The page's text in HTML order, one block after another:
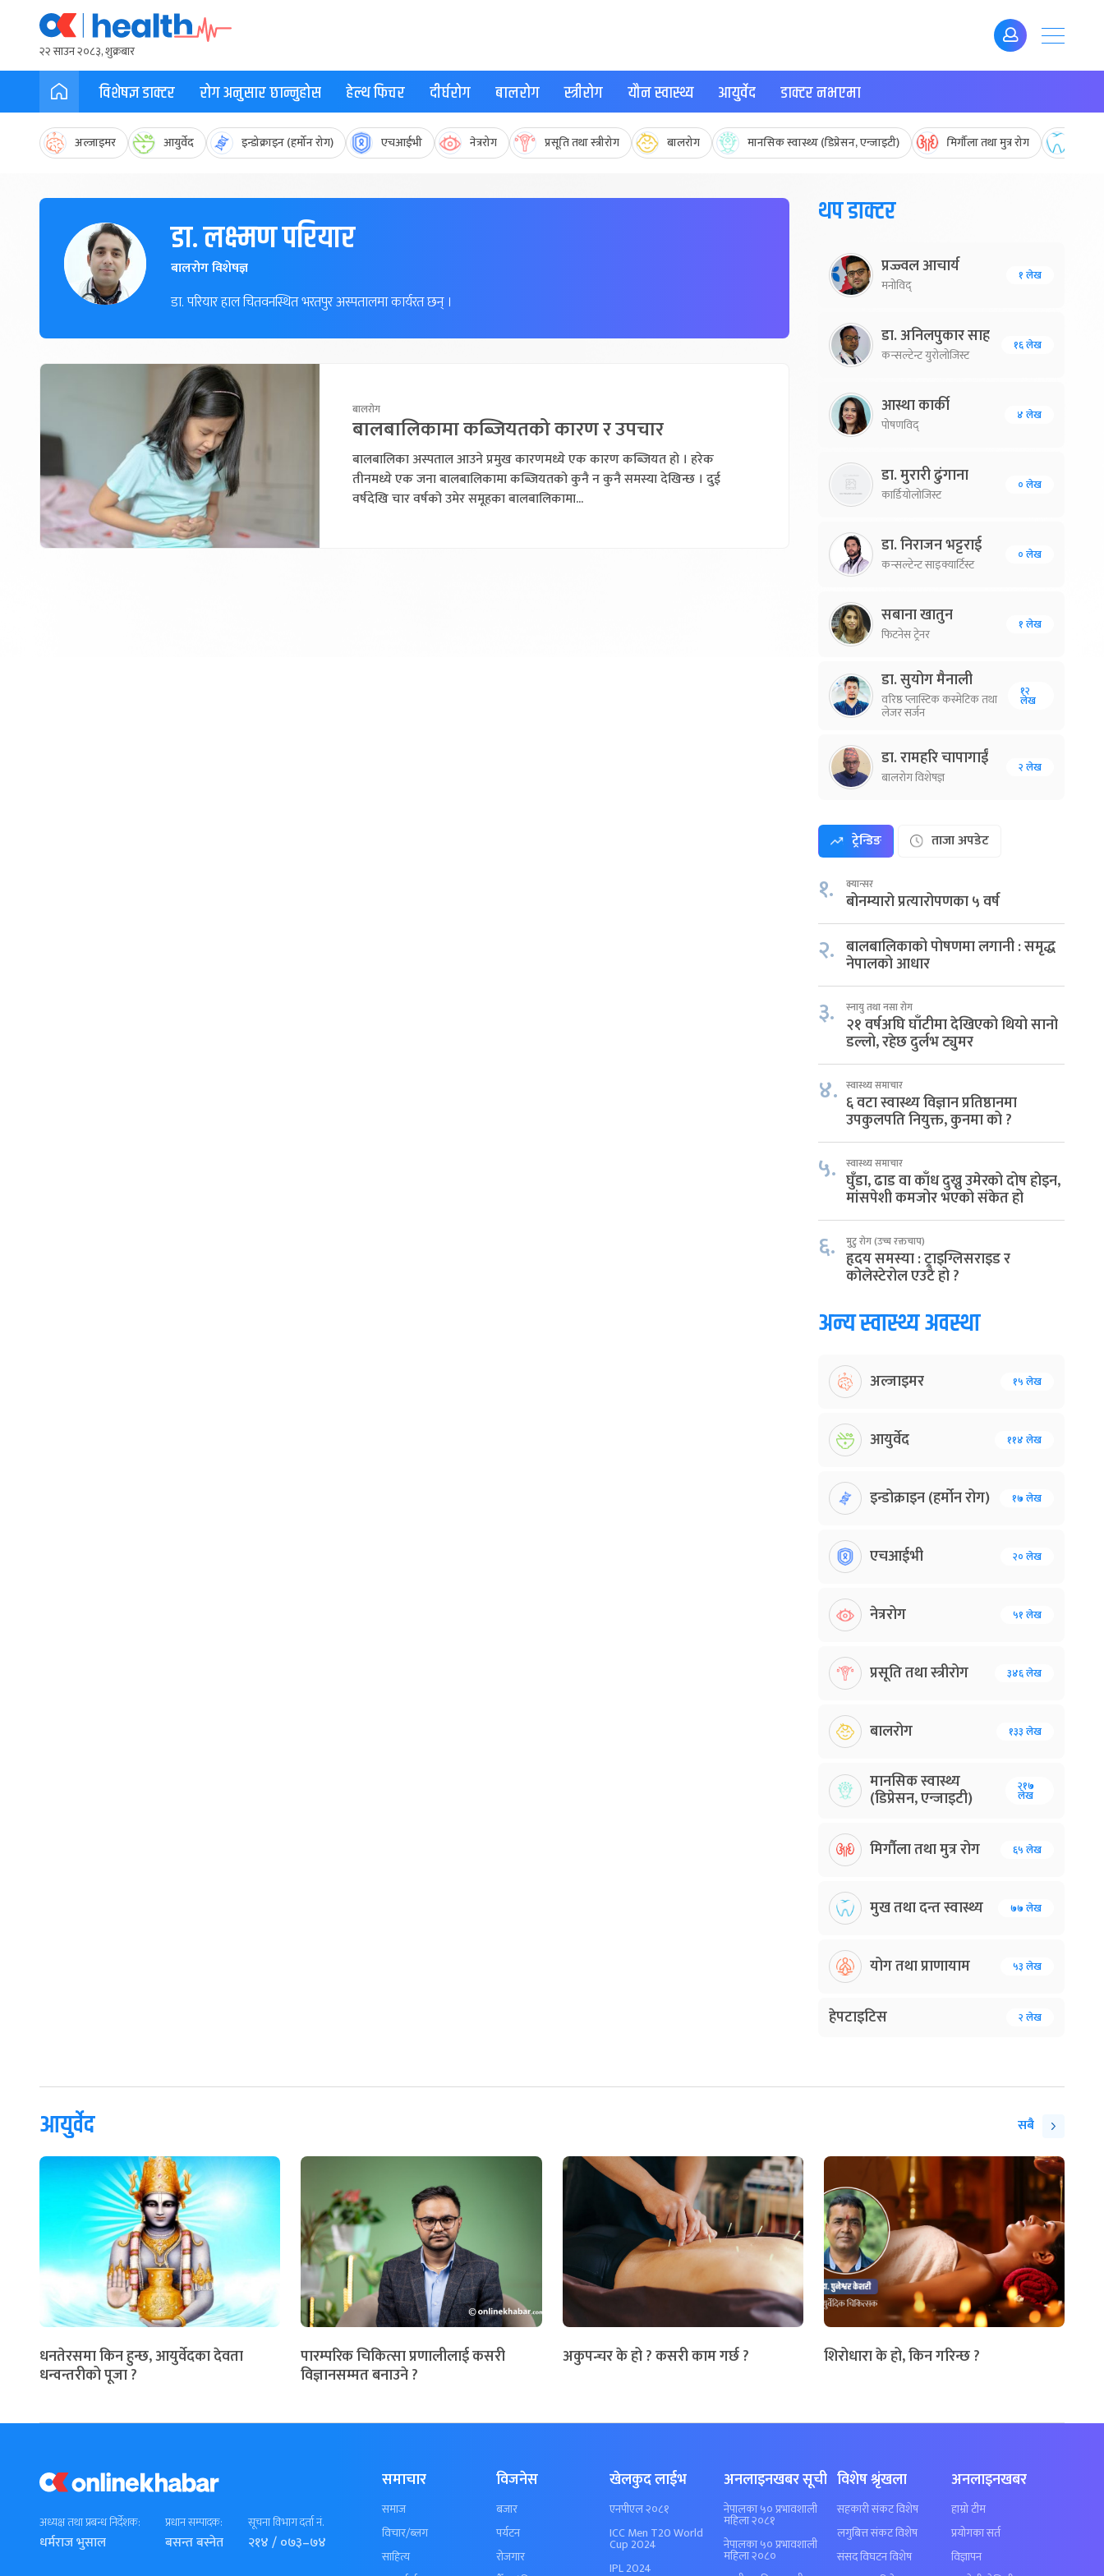
२२ साउन २०८३, शुक्रबार
विशेषज्ञ डाक्टर रोग अनुसार छान्नुहोस हेल्थ फिचर दीर्घरोग बालरोग स्त्रीरोग यौन स्वास्थ्य आयुर्वेद डाक्टर नभएमा
अल्जाइमर आयुर्वेद इन्डोक्राइन (हर्मोन रोग) एचआईभी नेत्ररोग प्रसूति तथा स्त्रीरोग बालरोग मानसिक स्वास्थ्य (डिप्रेसन, एन्जाइटी) मिर्गौला तथा मुत्र रोग
डा. लक्ष्मण परियार
बालरोग विशेषज्ञ
डा. परियार हाल चितवनस्थित भरतपुर अस्पतालमा कार्यरत छन् ।
बालरोग
बालबालिकामा कब्जियतको कारण र उपचार
बालबालिका अस्पताल आउने प्रमुख कारणमध्ये एक कारण कब्जियत हो । हरेक
तीनमध्ये एक जना बालबालिकामा कब्जियतको कुनै न कुनै समस्या देखिन्छ । दुई
वर्षदेखि चार वर्षको उमेर समूहका बालबालिकामा...
थप डाक्टर
प्रज्ज्वल आचार्य
मनोविद्
१ लेख
डा. अनिलपुकार साह
कन्सल्टेन्ट युरोलोजिस्ट
१६ लेख
आस्था कार्की
पोषणविद्
४ लेख
डा. मुरारी ढुंगाना
कार्डियोलोजिस्ट
० लेख
डा. निराजन भट्टराई
कन्सल्टेन्ट साइक्यार्टिस्ट
० लेख
सबाना खातुन
फिटनेस ट्रेनर
१ लेख
डा. सुयोग मैनाली
वरिष्ठ प्लास्टिक कस्मेटिक तथा
लेजर सर्जन
१२
लेख
डा. रामहरि चापागाईं
बालरोग विशेषज्ञ
२ लेख
ट्रेन्डिङ ताजा अपडेट
१. क्यान्सर
बोनम्यारो प्रत्यारोपणका ५ वर्ष
२. बालबालिकाको पोषणमा लगानी : समृद्ध
नेपालको आधार
३. स्नायु तथा नसा रोग
२१ वर्षअघि घाँटीमा देखिएको थियो सानो
डल्लो, रहेछ दुर्लभ ट्युमर
४. स्वास्थ्य समाचार
६ वटा स्वास्थ्य विज्ञान प्रतिष्ठानमा
उपकुलपति नियुक्त, कुनमा को ?
५. स्वास्थ्य समाचार
घुँडा, ढाड वा काँध दुख्नु उमेरको दोष होइन,
मांसपेशी कमजोर भएको संकेत हो
६. मुटु रोग (उच्च रक्तचाप)
हृदय समस्या : ट्राइग्लिसराइड र
कोलेस्टेरोल एउटै हो ?
अन्य स्वास्थ्य अवस्था
अल्जाइमर १५ लेख
आयुर्वेद ११४ लेख
इन्डोक्राइन (हर्मोन रोग) १७ लेख
एचआईभी २० लेख
नेत्ररोग ५१ लेख
प्रसूति तथा स्त्रीरोग ३४६ लेख
बालरोग १३३ लेख
मानसिक स्वास्थ्य
(डिप्रेसन, एन्जाइटी)
२१७
लेख
मिर्गौला तथा मुत्र रोग ६५ लेख
मुख तथा दन्त स्वास्थ्य ७७ लेख
योग तथा प्राणायाम ५३ लेख
हेपटाइटिस २ लेख
आयुर्वेद सबै
धनतेरसमा किन हुन्छ, आयुर्वेदका देवता
धन्वन्तरीको पूजा ?
पारम्परिक चिकित्सा प्रणालीलाई कसरी
विज्ञानसम्मत बनाउने ?
अकुपन्चर के हो ? कसरी काम गर्छ ? शिरोधारा के हो, किन गरिन्छ ?
अध्यक्ष तथा प्रबन्ध निर्देशक:
धर्मराज भुसाल
प्रधान सम्पादक:
बसन्त बस्नेत
सूचना विभाग दर्ता नं.
२१४ / ०७३–७४
समाचार
समाज
विचार/ब्लग
साहित्य
विजनेस
बजार
पर्यटन
रोजगार
खेलकुद लाईभ
एनपीएल २०८१
ICC Men T20 World
Cup 2024
IPL 2024
अनलाइनखबर सूची
नेपालका ५० प्रभावशाली
महिला २०८१
नेपालका ५० प्रभावशाली
महिला २०८०
विशेष श्रृंखला
सहकारी संकट विशेष
लगुबित्त संकट विशेष
संसद विघटन विशेष
अनलाइनखबर
हाम्रो टीम
प्रयोगका सर्त
विज्ञापन